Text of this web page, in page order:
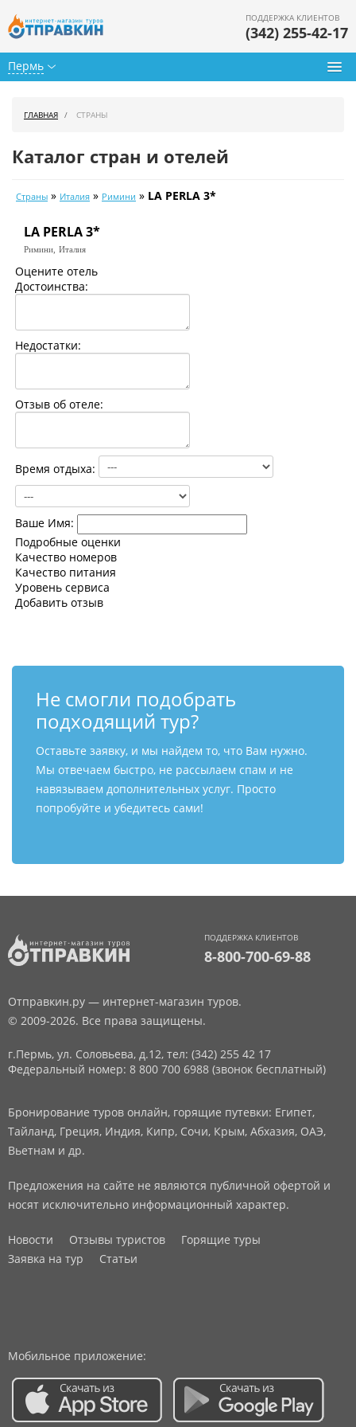
Пермь
ПОДДЕРЖКА КЛИЕНТОВ
(342) 255-42-17
Календарь туров
Цены дня
Страны
ГЛАВНАЯ СТРАНЫ
Каталог стран и отелей
Страны » Италия » Римини » LA PERLA 3*
LA PERLA 3*
Римини, Италия
Оцените отель
Достоинства:
Недостатки:
Отзыв об отеле:
Время отдыха:
Ваше Имя:
Подробные оценки
Качество номеров
Качество питания
Уровень сервиса
Добавить отзыв
Не смогли подобрать
подходящий тур?
Оставьте заявку, и мы найдем то, что Вам нужно.
Мы отвечаем быстро, не рассылаем спам и не
навязываем дополнительных услуг. Просто
попробуйте и убедитесь сами!
ПОДДЕРЖКА КЛИЕНТОВ
8-800-700-69-88
Отправкин.ру — интернет-магазин туров.
© 2009-2026. Все права защищены.
г.Пермь, ул. Соловьева, д.12, тел: (342) 255 42 17
Федеральный номер: 8 800 700 6988 (звонок бесплатный)
Бронирование туров онлайн, горящие путевки: Египет,
Тайланд, Греция, Индия, Кипр, Сочи, Крым, Абхазия, ОАЭ,
Вьетнам и др.
Предложения на сайте не являются публичной офертой и
носят исключительно информационный характер.
Новости Отзывы туристов
Горящие туры
Заявка на тур
Статьи
Мобильное приложение: